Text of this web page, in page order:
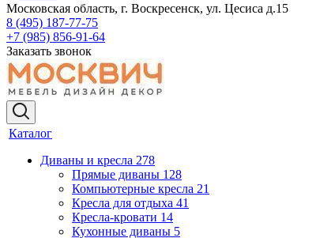
Московская область, г. Воскресенск, ул. Цесиса д.15
8 (495) 187-77-75
+7 (985) 856-91-64
Заказать звонок
Каталог
Диваны и кресла 278
Прямые диваны 128
Компьютерные кресла 21
Кресла для отдыха 41
Кресла-кровати 14
Кухонные диваны 5